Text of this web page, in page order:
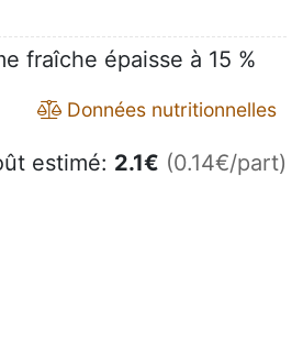
fraîche épaisse à 15 %
Données nutritionnelles
estimé: 2.1€ (0.14€/part)